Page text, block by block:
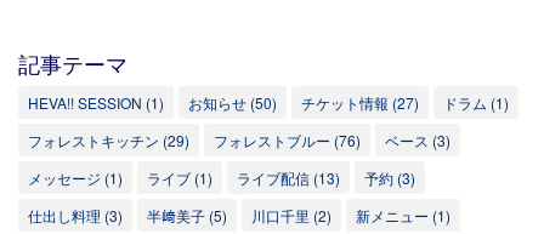
記事テーマ
HEVA!! SESSION (1) お知らせ (50) チケット情報 (27) ドラム (1)
フォレストキッチン (29) フォレストブルー (76) ベース (3)
メッセージ (1) ライブ (1) ライブ配信 (13) 予約 (3)
仕出し料理 (3) 半﨑美子 (5) 川口千里 (2) 新メニュー (1)